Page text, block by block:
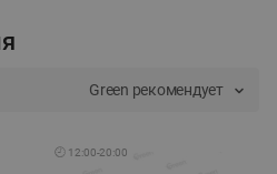
Green рекомендует
🕘 12:00-20:00